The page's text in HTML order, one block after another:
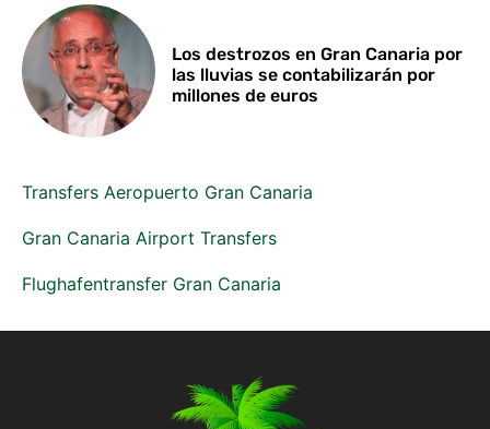
Los destrozos en Gran Canaria por
las lluvias se contabilizarán por
millones de euros
Transfers Aeropuerto Gran Canaria
Gran Canaria Airport Transfers
Flughafentransfer Gran Canaria